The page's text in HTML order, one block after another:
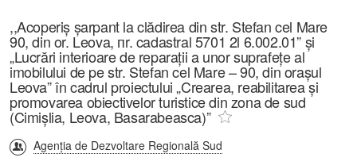
,,Acoperiș șarpant la clădirea din str. Stefan cel Mare
90, din or. Leova, пr. cadastral 5701 2l 6.002.01” și
„Lucrări interioare de reparații a unor suprafețe al
imobilului de pe str. Stefan cel Mare – 90, din orașul
Leova” în cadrul proiectului „Crearea, reabilitarea și
promovarea obiectivelor turistice din zona de sud
(Cimișlia, Leova, Basarabeasca)”
Agenția de Dezvoltare Regională Sud